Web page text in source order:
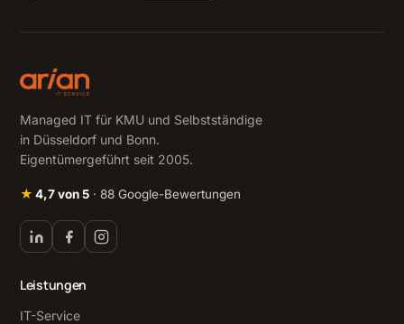
Managed IT für KMU und Selbstständige
in Düsseldorf und Bonn.
Eigentümergeführt seit 2005.
★ 4,7 von 5· 88 Google-Bewertungen
Leistungen
IT-Service